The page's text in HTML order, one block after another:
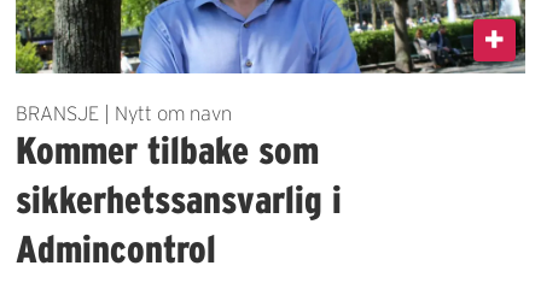
BRANSJE | Nytt om navn
Kommer tilbake som
sikkerhetssansvarlig i
Admincontrol